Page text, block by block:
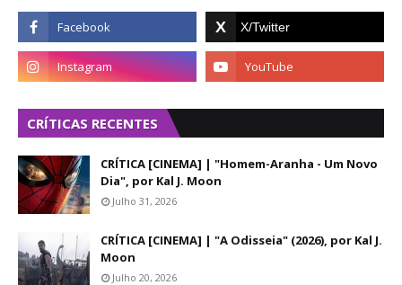
CRÍTICAS RECENTES
CRÍTICA [CINEMA] | "Homem-Aranha - Um Novo
Dia", por Kal J. Moon
Julho 31, 2026
CRÍTICA [CINEMA] | "A Odisseia" (2026), por Kal J.
Moon
Julho 20, 2026